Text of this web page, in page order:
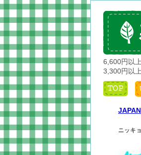
6,600円以
3,300円以
ニッキ